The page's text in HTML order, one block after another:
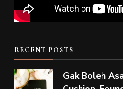
RECENT POSTS
Gak Boleh